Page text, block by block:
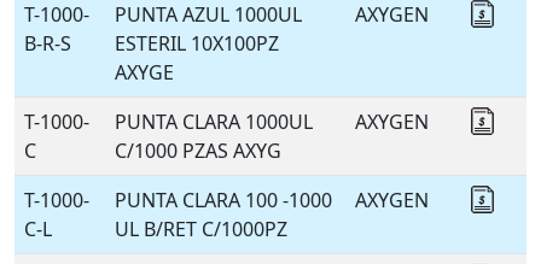
T-1000-
B-R-S
PUNTA AZUL 1000UL
ESTERIL 10X100PZ
AXYGE
AXYGEN
T-1000-
C
PUNTA CLARA 1000UL
C/1000 PZAS AXYG
AXYGEN
T-1000-
C-L
PUNTA CLARA 100 -1000
UL B/RET C/1000PZ
AXYGEN